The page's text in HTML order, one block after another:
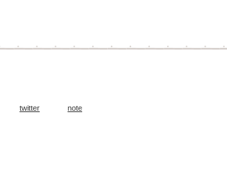
twitter note